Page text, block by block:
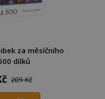
za měsíčního
dílků
209 Kč